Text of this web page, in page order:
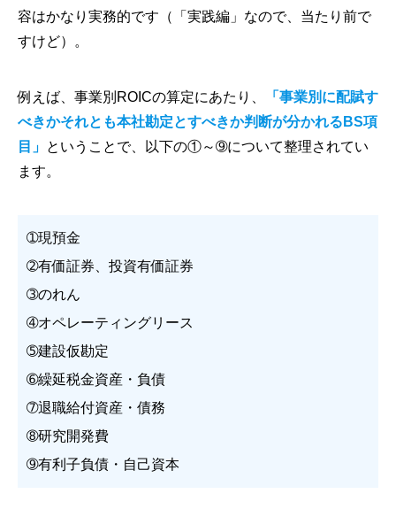
容はかなり実務的です（「実践編」なので、当たり前で
すけど）。
例えば、事業別ROICの算定にあたり、
「事業別に配賦す
べきかそれとも本社勘定とすべきか判断が分かれるBS項
目」 ということで、以下の①～➈について整理されてい
ます。
➀現預金
➁有価証券、投資有価証券
➂のれん
➃オペレーティングリース
➄建設仮勘定
➅繰延税金資産・負債
➆退職給付資産・債務
➇研究開発費
➈有利子負債・自己資本